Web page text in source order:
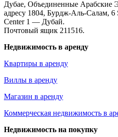
Дубае, Объединенные Арабские
адресу 1804, Бурдж-Аль-Салам,
Center 1 — Дубай.
Почтовый ящик 211516.
Недвижимость в аренду
Квартиры в аренду
Виллы в аренду
Магазин в аренду
Коммерческая недвижимость в
Недвижимость на покупку